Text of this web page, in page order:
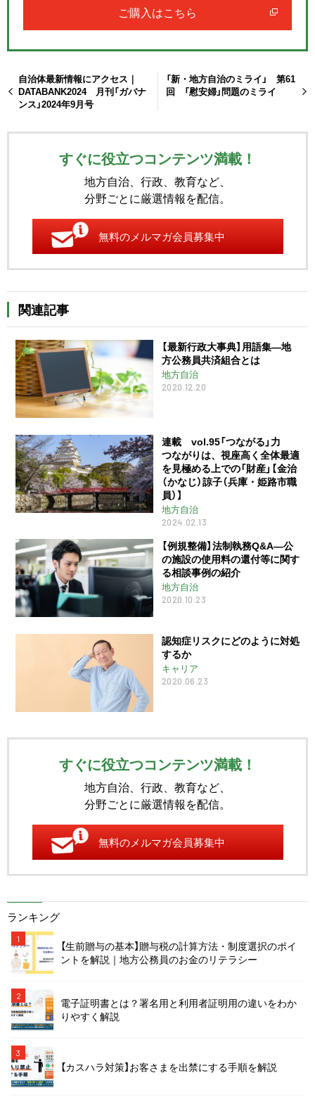
ご購入はこちら
自治体最新情報にアクセス｜
DATABANK2024 月刊「ガバナ
ンス」2024年9月号
「新・地方自治のミライ」 第61
回 「慰安婦」問題のミライ
すぐに役立つコンテンツ満載！
地方自治、行政、教育など、
分野ごとに厳選情報を配信。
無料のメルマガ会員募集中
関連記事
【最新行政大事典】用語集―地
方公務員共済組合とは
地方自治
2020.12.20
連載 vol.95「つながる」力
つながりは、視座高く全体最適
を見極める上での「財産」【金治
（かなじ）諒子（兵庫・姫路市職
員）】
地方自治
2024.02.13
【例規整備】法制執務Q&A―公
の施設の使用料の還付等に関す
る相談事例の紹介
地方自治
2020.10.23
認知症リスクにどのように対処
するか
キャリア
2020.06.23
すぐに役立つコンテンツ満載！
地方自治、行政、教育など、
分野ごとに厳選情報を配信。
無料のメルマガ会員募集中
ランキング
1
【生前贈与の基本】贈与税の計算方法・制度選択のポイ
ントを解説｜地方公務員のお金のリテラシー
2
電子証明書とは？署名用と利用者証明用の違いをわか
りやすく解説
3
【カスハラ対策】お客さまを出禁にする手順を解説